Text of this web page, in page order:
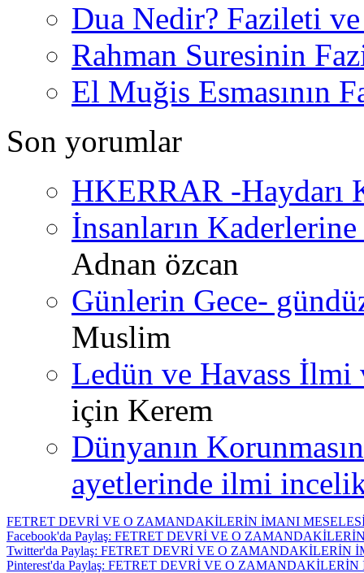
Dua Nedir? Fazileti
Rahman Suresinin
El Muğis Esmasının
Son yorumlar
HKERRAR -Haydarı
İnsanların
Adnan özcan
Günlerin Gece-
Muslim
Ledün ve Havass İlmi
için Kerem
Dünyanın
ayetlerinde ilmi
FETRET DEVRİ VE O ZAMANDAKİLERİN İMANI
Facebook'da Paylaş: FETRET DEVRİ VE O
Twitter'da Paylaş: FETRET DEVRİ VE O ZAMANDAKİLERİN
Pinterest'da Paylaş: FETRET DEVRİ VE O